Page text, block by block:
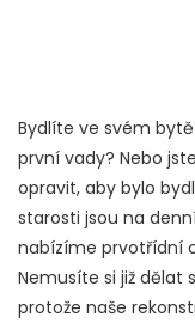
Bydlíte ve svém
první vady? Nebo
opravit, aby bylo
starosti jsou na
nabízíme prvotřídní
Nemusíte si již dělat
protože naše